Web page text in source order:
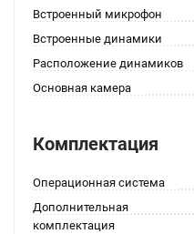
Встроенный микрофон
Встроенные динамики
Расположение динамиков
Основная камера
Комплектация
Операционная система
Дополнительная
комплектация